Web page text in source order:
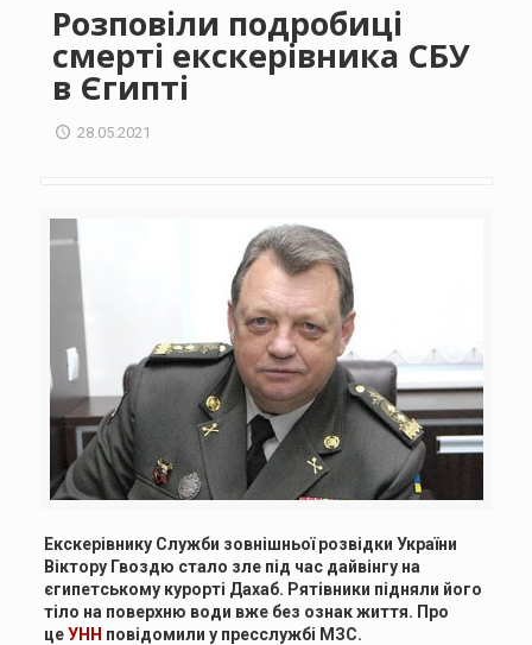
Розповіли подробиці
смерті екскерівника СБУ
в Єгипті
28.05.2021
Екскерівнику Служби зовнішньої розвідки України
Віктору Гвоздю стало зле під час дайвінгу на
єгипетському курорті Дахаб. Рятівники підняли його
тіло на поверхню води вже без ознак життя. Про
цеУНН повідомили у пресслужбі МЗС.